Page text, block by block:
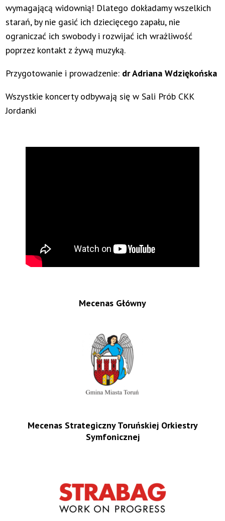
wymagającą widownią! Dlatego dokładamy wszelkich
starań, by nie gasić ich dziecięcego zapału, nie
ograniczać ich swobody i rozwijać ich wrażliwość
poprzez kontakt z żywą muzyką.
Przygotowanie i prowadzenie: dr Adriana Wdziękońska
Wszystkie koncerty odbywają się w Sali Prób CKK
Jordanki
Mecenas Główny
Mecenas Strategiczny Toruńskiej Orkiestry
Symfonicznej